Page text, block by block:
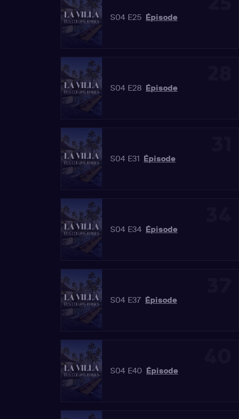
S04 E25 Épisode
S04 E28 Épisode
S04 E31 Épisode
S04 E34 Épisode
S04 E37 Épisode
S04 E40 Épisode